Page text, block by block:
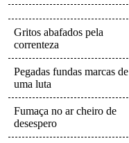
Gritos abafados pela
correnteza
Pegadas fundas marcas de
uma luta
Fumaça no ar cheiro de
desespero